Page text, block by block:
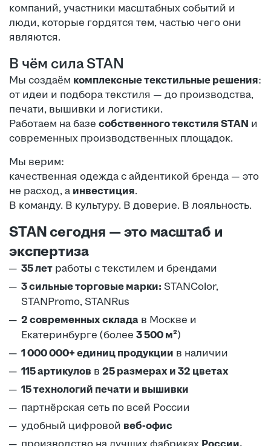
компаний, участники масштабных событий и
люди, которые гордятся тем, частью чего они
являются.
В чём сила STAN
Мы создаём комплексные текстильные решения:
от идеи и подбора текстиля — до производства,
печати, вышивки и логистики.
Работаем на базе собственного текстиля STAN и
современных производственных площадок.
Мы верим:
качественная одежда с айдентикой бренда — это
не расход, а инвестиция.
В команду. В культуру. В доверие. В лояльность.
STAN сегодня — это масштаб и
экспертиза
35 лет работы с текстилем и брендами
3 сильные торговые марки: STANColor,
STANPromo, STANRus
2 современных склада в Москве и
Екатеринбурге (более 3 500 м²)
1 000 000+ единиц продукции в наличии
115 артикулов в 25 размерах и 32 цветах
15 технологий печати и вышивки
партнёрская сеть по всей России
удобный цифровой веб-офис